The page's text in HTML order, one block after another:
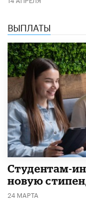
ВЫПЛАТЫ
Студентам-
новую
24 МАРТА